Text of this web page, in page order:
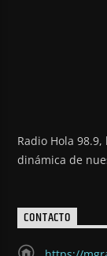
Radio Hola
dinámica de
CONTACTO